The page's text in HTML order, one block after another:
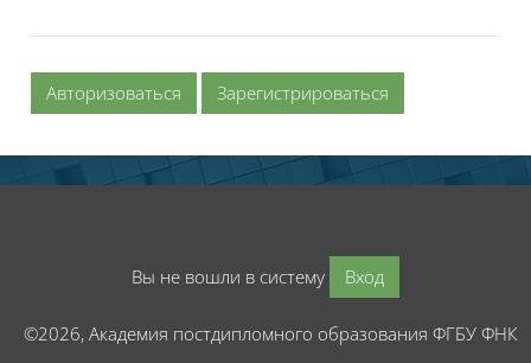
Авторизоваться Зарегистрироваться
Вы не вошли в систему Вход
©2026, Академия постдипломного образования ФГБУ